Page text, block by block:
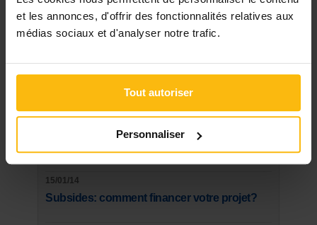
et les annonces, d'offrir des fonctionnalités relatives aux
médias sociaux et d'analyser notre trafic.
Tout autoriser
Personnaliser
Voir les dossiers
21/03/20
Masques buccaux: les conseils, le tuto et le
15/01/14
Subsides: comment financer votre projet?